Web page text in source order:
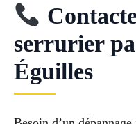
serrurier
Éguilles